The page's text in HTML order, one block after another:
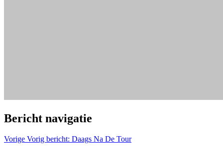
Bericht navigatie
Vorige Vorig bericht: Daags Na De Tour